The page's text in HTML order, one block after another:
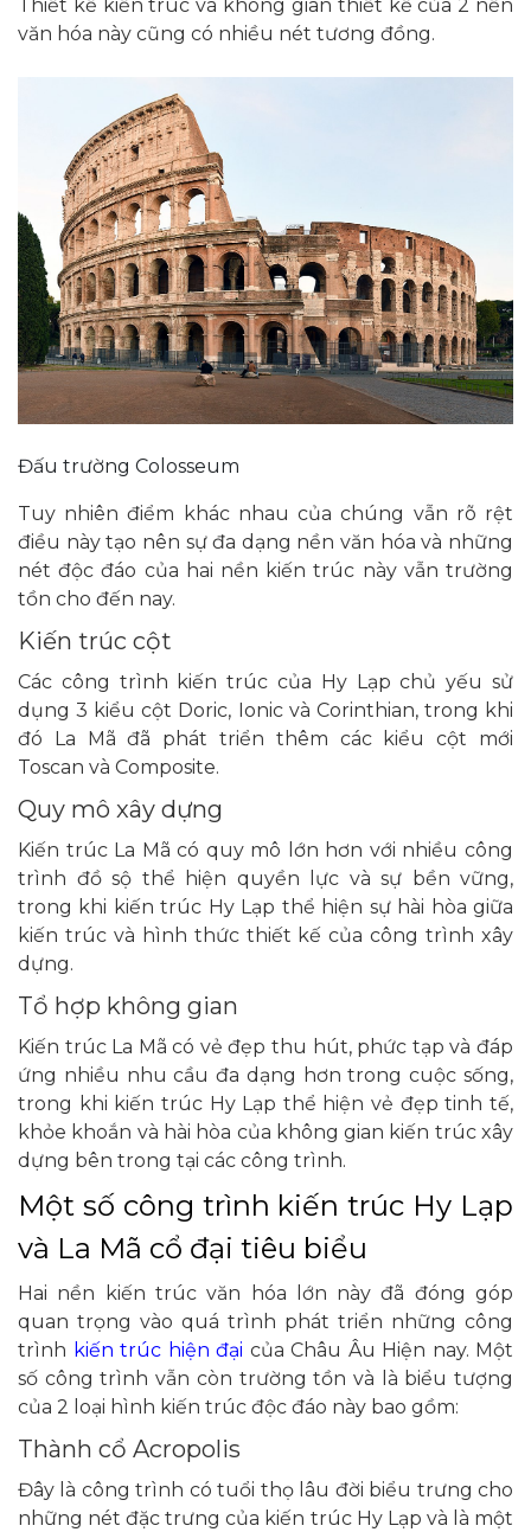
Thiết kế kiến trúc và không gian thiết kế của 2 nền
văn hóa này cũng có nhiều nét tương đồng.
Đấu trường Colosseum
Tuy nhiên điểm khác nhau của chúng vẫn rõ rệt
điều này tạo nên sự đa dạng nền văn hóa và những
nét độc đáo của hai nền kiến trúc này vẫn trường
tồn cho đến nay.
Kiến trúc cột
Các công trình kiến trúc của Hy Lạp chủ yếu sử
dụng 3 kiểu cột Doric, Ionic và Corinthian, trong khi
đó La Mã đã phát triển thêm các kiểu cột mới
Toscan và Composite.
Quy mô xây dựng
Kiến trúc La Mã có quy mô lớn hơn với nhiều công
trình đồ sộ thể hiện quyền lực và sự bền vững,
trong khi kiến trúc Hy Lạp thể hiện sự hài hòa giữa
kiến trúc và hình thức thiết kế của công trình xây
dựng.
Tổ hợp không gian
Kiến trúc La Mã có vẻ đẹp thu hút, phức tạp và đáp
ứng nhiều nhu cầu đa dạng hơn trong cuộc sống,
trong khi kiến trúc Hy Lạp thể hiện vẻ đẹp tinh tế,
khỏe khoắn và hài hòa của không gian kiến trúc xây
dựng bên trong tại các công trình.
Một số công trình kiến trúc Hy Lạp
và La Mã cổ đại tiêu biểu
Hai nền kiến trúc văn hóa lớn này đã đóng góp
quan trọng vào quá trình phát triển những công
trình kiến trúc hiện đại của Châu Âu Hiện nay. Một
số công trình vẫn còn trường tồn và là biểu tượng
của 2 loại hình kiến trúc độc đáo này bao gồm:
Thành cổ Acropolis
Đây là công trình có tuổi thọ lâu đời biểu trưng cho
những nét đặc trưng của kiến trúc Hy Lạp và là một